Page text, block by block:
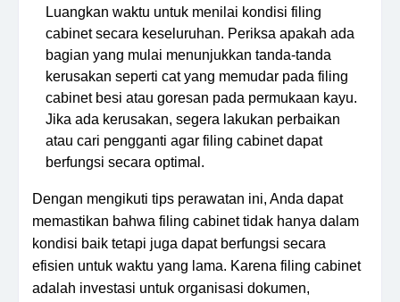
Luangkan waktu untuk menilai kondisi filing
cabinet secara keseluruhan. Periksa apakah ada
bagian yang mulai menunjukkan tanda-tanda
kerusakan seperti cat yang memudar pada filing
cabinet besi atau goresan pada permukaan kayu.
Jika ada kerusakan, segera lakukan perbaikan
atau cari pengganti agar filing cabinet dapat
berfungsi secara optimal.
Dengan mengikuti tips perawatan ini, Anda dapat
memastikan bahwa filing cabinet tidak hanya dalam
kondisi baik tetapi juga dapat berfungsi secara
efisien untuk waktu yang lama. Karena filing cabinet
adalah investasi untuk organisasi dokumen,